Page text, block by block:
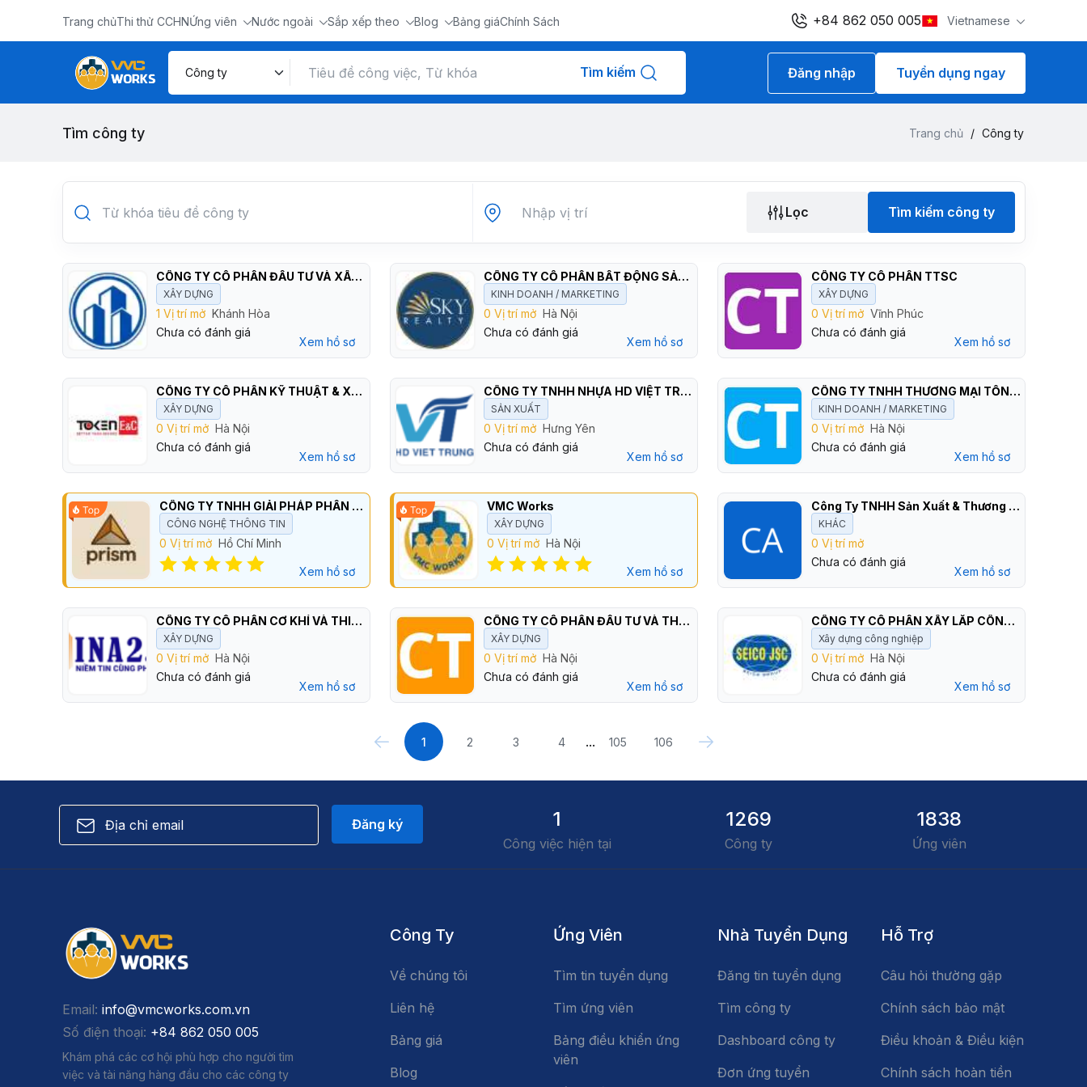
Trang chủThi thử CCHNỨng viên Nước ngoài Sắp xếp theo Blog Bảng giáChính Sách +84 862 050 005 Vietnamese
Tìm kiếm Đăng nhập Tuyển dụng ngay
Tìm công ty Trang chủ / Công ty
Lọc Tìm kiếm công ty
CÔNG TY CỔ PHẦN ĐẦU TƯ VÀ XÂY DỰNG TPC
XÂY DỰNG
1 Vị trí mở Khánh Hòa
Chưa có đánh giá
Xem hồ sơ
CÔNG TY CỔ PHẦN BẤT ĐỘNG SẢN BẦU TRỜI VIỆT NAM
KINH DOANH / MARKETING
0 Vị trí mở Hà Nội
Chưa có đánh giá
Xem hồ sơ
CÔNG TY CỔ PHẦN TTSC
XÂY DỰNG
0 Vị trí mở Vĩnh Phúc
Chưa có đánh giá
Xem hồ sơ
CÔNG TY CỔ PHẦN KỸ THUẬT & XÂY DỰNG TOKEN VIỆT NAM
XÂY DỰNG
0 Vị trí mở Hà Nội
Chưa có đánh giá
Xem hồ sơ
CÔNG TY TNHH NHỰA HD VIỆT TRUNG
SẢN XUẤT
0 Vị trí mở Hưng Yên
Chưa có đánh giá
Xem hồ sơ
CÔNG TY TNHH THƯƠNG MẠI TỔNG HỢP HẢI THÁI
KINH DOANH / MARKETING
0 Vị trí mở Hà Nội
Chưa có đánh giá
Xem hồ sơ
CÔNG TY TNHH GIẢI PHÁP PHẦN MỀM CPP
CÔNG NGHỆ THÔNG TIN
0 Vị trí mở Hồ Chí Minh
Xem hồ sơ
VMC Works
XÂY DỰNG
0 Vị trí mở Hà Nội
Xem hồ sơ
Công Ty TNHH Sản Xuất & Thương Mại Kim Khí Việt Anh
KHÁC
0 Vị trí mở
Chưa có đánh giá
Xem hồ sơ
CÔNG TY CỔ PHẦN CƠ KHÍ VÀ THIẾT BỊ VINA2
XÂY DỰNG
0 Vị trí mở Hà Nội
Chưa có đánh giá
Xem hồ sơ
CÔNG TY CỔ PHẦN ĐẦU TƯ VÀ THƯƠNG MẠI QUỐC TẾ HUY HOÀNG
XÂY DỰNG
0 Vị trí mở Hà Nội
Chưa có đánh giá
Xem hồ sơ
CÔNG TY CỔ PHẦN XÂY LẮP CÔNG TRÌNH THÉP SEICO
Xây dựng công nghiệp
0 Vị trí mở Hà Nội
Chưa có đánh giá
Xem hồ sơ
1 2 3 4 ... 105 106
Đăng ký 1
Công việc hiện tại
1269
Công ty
1838
Ứng viên
Email: info@vmcworks.com.vn
Số điện thoại: +84 862 050 005
Khám phá các cơ hội phù hợp cho người tìm
việc và tài năng hàng đầu cho các công ty
Công Ty
Về chúng tôi
Liên hệ
Bảng giá
Blog
Ứng Viên
Tìm tin tuyển dụng
Tìm ứng viên
Bảng điều khiển ứng
viên
Nhà Tuyển Dụng
Đăng tin tuyển dụng
Tìm công ty
Dashboard công ty
Đơn ứng tuyển
Hỗ Trợ
Câu hỏi thường gặp
Chính sách bảo mật
Điều khoản & Điều kiện
Chính sách hoàn tiền